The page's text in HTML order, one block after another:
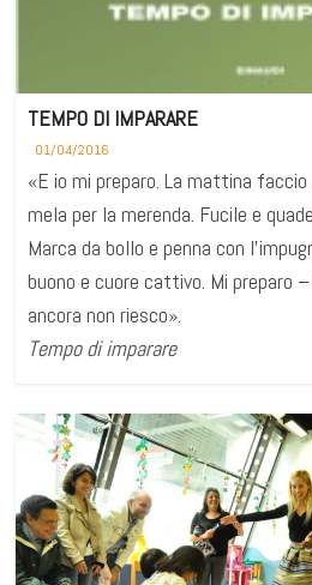
TEMPO DI IMPARARE
01/04/2016
«E io mi preparo. La mattina
mela per la merenda. Fucile e
Marca da bollo e penna con
buono e cuore cattivo. Mi preparo
ancora non riesco».
Tempo di imparare